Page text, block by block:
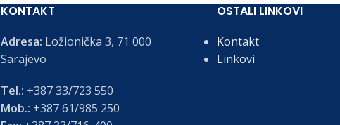
KONTAKT
Adresa: Ložionička 3, 71 000
Sarajevo
Tel.: +387 33/723 550
Mob.: +387 61/985 250
OSTALI LINKOVI
Kontakt
Linkovi